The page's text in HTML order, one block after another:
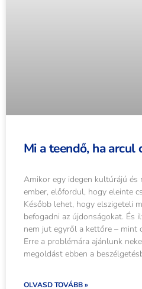
Mi a teendő, ha arcul
Amikor egy idegen kultúrájú és
ember, előfordul, hogy eleinte
Később lehet, hogy elszigeteli
befogadni az újdonságokat. És
nem jut egyről a kettőre – mint
Erre a problémára ajánlunk
megoldást ebben a
OLVASD TOVÁBB »